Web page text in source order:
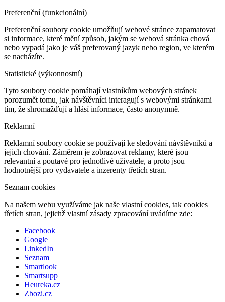
Preferenční (funkcionální)
Preferenční soubory cookie umožňují webové stránce zapamatovat
si informace, které mění způsob, jakým se webová stránka chová
nebo vypadá jako je váš preferovaný jazyk nebo region, ve kterém
se nacházíte.
Statistické (výkonnostní)
Tyto soubory cookie pomáhají vlastníkům webových stránek
porozumět tomu, jak návštěvníci interagují s webovými stránkami
tím, že shromažďují a hlásí informace, často anonymně.
Reklamní
Reklamní soubory cookie se používají ke sledování návštěvníků a
jejich chování. Záměrem je zobrazovat reklamy, které jsou
relevantní a poutavé pro jednotlivé uživatele, a proto jsou
hodnotnější pro vydavatele a inzerenty třetích stran.
Seznam cookies
Na našem webu využíváme jak naše vlastní cookies, tak cookies
třetích stran, jejichž vlastní zásady zpracování uvádíme zde:
Facebook
Google
LinkedIn
Seznam
Smartlook
Smartsupp
Heureka.cz
Zbozi.cz